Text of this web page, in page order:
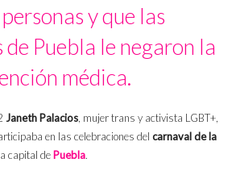
y que las
Puebla le negaron la
médica.
Janeth Palacios, mujer trans y activista LGBT+,
en las celebraciones del carnaval de la
capital de Puebla.